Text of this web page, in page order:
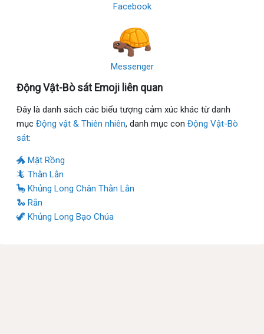
Facebook
Messenger
Động Vật-Bò sát Emoji liên quan
Đây là danh sách các biểu tượng cảm xúc khác từ danh
mục Động vật & Thiên nhiên, danh mục con Động Vật-Bò
sát:
🐲 Mặt Rồng
🦎 Thằn Lằn
🦕 Khủng Long Chân Thằn Lằn
🐍 Rắn
🦖 Khủng Long Bạo Chúa